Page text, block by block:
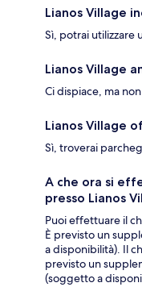
Lianos Village
Sì, potrai utilizzare
Lianos Village
Ci dispiace, ma
Lianos Village
Sì, troverai
A che ora si
presso Lianos
Puoi effettuare il
È previsto un
a disponibilità). Il
previsto un
(soggetto a